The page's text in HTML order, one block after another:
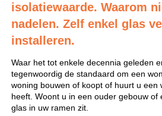
isolatiewaarde. Waarom
nadelen. Zelf enkel glas
installeren.
Waar het tot enkele decennia geleden
tegenwoordig de standaard om een
woning bouwen of koopt of huurt u
heeft. Woont u in een ouder gebouw
glas in uw ramen zit.